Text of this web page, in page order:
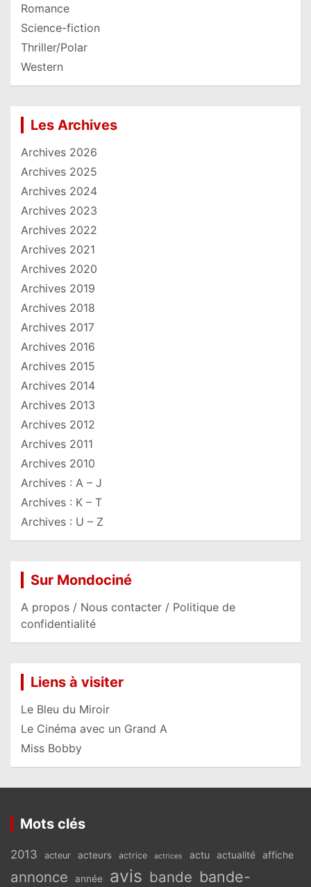
Romance
Science-fiction
Thriller/Polar
Western
Les Archives
Archives 2026
Archives 2025
Archives 2024
Archives 2023
Archives 2022
Archives 2021
Archives 2020
Archives 2019
Archives 2018
Archives 2017
Archives 2016
Archives 2015
Archives 2014
Archives 2013
Archives 2012
Archives 2011
Archives 2010
Archives : A – J
Archives : K – T
Archives : U – Z
Sur Mondociné
A propos / Nous contacter / Politique de
confidentialité
Liens à visiter
Le Bleu du Miroir
Le Cinéma avec un Grand A
Miss Bobby
Mots clés
2013 acteur acteurs actrice actrices actu actualité affiche
annonce année avis bande bande-